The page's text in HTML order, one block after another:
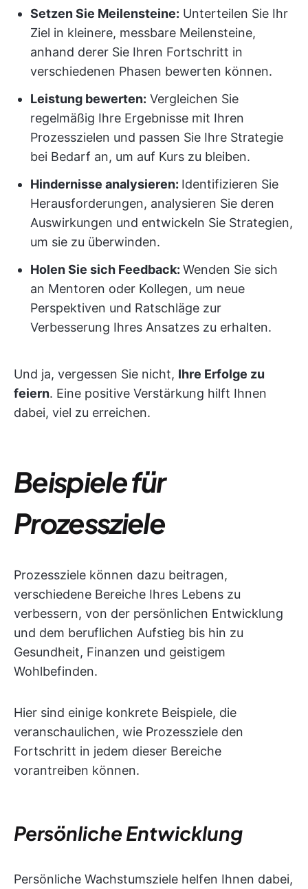
Setzen Sie Meilensteine: Unterteilen Sie Ihr
Ziel in kleinere, messbare Meilensteine,
anhand derer Sie Ihren Fortschritt in
verschiedenen Phasen bewerten können.
Leistung bewerten: Vergleichen Sie
regelmäßig Ihre Ergebnisse mit Ihren
Prozesszielen und passen Sie Ihre Strategie
bei Bedarf an, um auf Kurs zu bleiben.
Hindernisse analysieren: Identifizieren Sie
Herausforderungen, analysieren Sie deren
Auswirkungen und entwickeln Sie Strategien,
um sie zu überwinden.
Holen Sie sich Feedback: Wenden Sie sich
an Mentoren oder Kollegen, um neue
Perspektiven und Ratschläge zur
Verbesserung Ihres Ansatzes zu erhalten.
Und ja, vergessen Sie nicht, Ihre Erfolge zu
feiern. Eine positive Verstärkung hilft Ihnen
dabei, viel zu erreichen.
Beispiele für
Prozessziele
Prozessziele können dazu beitragen,
verschiedene Bereiche Ihres Lebens zu
verbessern, von der persönlichen Entwicklung
und dem beruflichen Aufstieg bis hin zu
Gesundheit, Finanzen und geistigem
Wohlbefinden.
Hier sind einige konkrete Beispiele, die
veranschaulichen, wie Prozessziele den
Fortschritt in jedem dieser Bereiche
vorantreiben können.
Persönliche Entwicklung
Persönliche Wachstumsziele helfen Ihnen dabei,